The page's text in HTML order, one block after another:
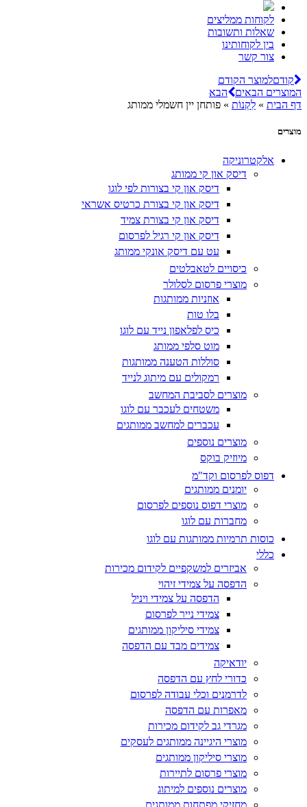
לקוחות ממליצים
שאלות ותשובות
בין לקוחותינו
צור קשר
קודםלמוצר הקודם
המוצרים הבאים
הבא
דף הבית » לִקְנוֹת » פותחן יין חשמלי ממותג
מוצרים
אלקטרוניקה
דיסק און קי ממותג
דיסק און קי בצורות לפי לוגו
דיסק און קי בצורת כרטיס אשראי
דיסק און קי בצורת צמיד
דיסק און קי רגיל לפרסום
עט עם דיסק אונקי ממותג
כיסויים לטאבלטים
מוצרי פרסום לסלולר
אוזניות ממותגות
בלו טות
כיס לפלאפון נייד עם לוגו
מוט סלפי ממותג
סוללות הטענה ממותגות
רמקולים עם מיתוג לנייד
מוצרים לסביבת המחשב
משטחים לעכבר עם לוגו
עכברים למחשב ממותגים
מוצרים נוספים
מיוזיק בוקס
דפוס לפרסום וקד"מ
יומנים ממותגים
מוצרי דפוס נוספים לפרסום
מחברות עם לוגו
כוסות תרמיות ממותגות עם לוגו
כללי
אביזרים למשקפיים לקידום מכירות
הדפסה על צמידי זיהוי
הדפסה על צמידי ויניל
צמידי נייר לפרסום
צמידי סיליקון ממותגים
צמידים מבד עם הדפסה
יודאיקה
כדורי לחץ עם הדפסה
לדרמנים וכלי עבודה לפרסום
מאפרות עם הדפסה
מגרדי גב לקידום מכירות
מוצרי היגיינה ממותגים לעסקים
מוצרי סיליקון ממותגים
מוצרי פרסום לתיירות
מוצרים נוספים למיתוג